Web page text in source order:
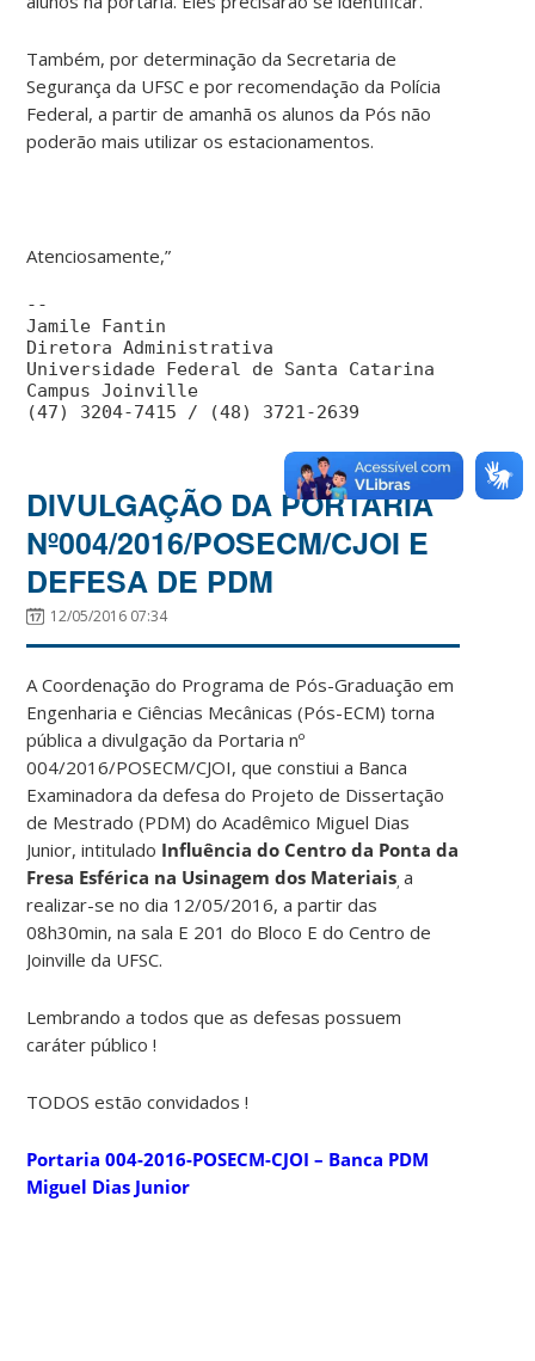
Também, por determinação da Secretaria de
Segurança da UFSC e por recomendação da Polícia
Federal, a partir de amanhã os alunos da Pós não
poderão mais utilizar os estacionamentos.
Atenciosamente,”
--
Jamile Fantin
Diretora Administrativa
Universidade Federal de Santa Catarina
Campus Joinville
(47) 3204-7415 / (48) 3721-2639
DIVULGAÇÃO DA PORTARIA
Nº004/2016/POSECM/CJOI E
DEFESA DE PDM
12/05/2016 07:34
A Coordenação do Programa de Pós-Graduação em
Engenharia e Ciências Mecânicas (Pós-ECM) torna
pública a divulgação da Portaria nº
004/2016/POSECM/CJOI, que constiui a Banca
Examinadora da defesa do Projeto de Dissertação
de Mestrado (PDM) do Acadêmico Miguel Dias
Junior, intitulado Influência do Centro da Ponta da
Fresa Esférica na Usinagem dos Materiais, a
realizar-se no dia 12/05/2016, a partir das
08h30min, na sala E 201 do Bloco E do Centro de
Joinville da UFSC.
Lembrando a todos que as defesas possuem
caráter público !
TODOS estão convidados !
Portaria 004-2016-POSECM-CJOI – Banca PDM
Miguel Dias Junior